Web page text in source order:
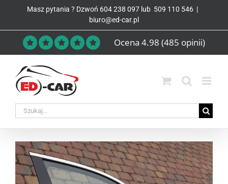
Masz pytania ? Dzwoń 604 238 097 lub 509 110 546 |
biuro@ed-car.pl
Ocena 4.98 (485 opinii)